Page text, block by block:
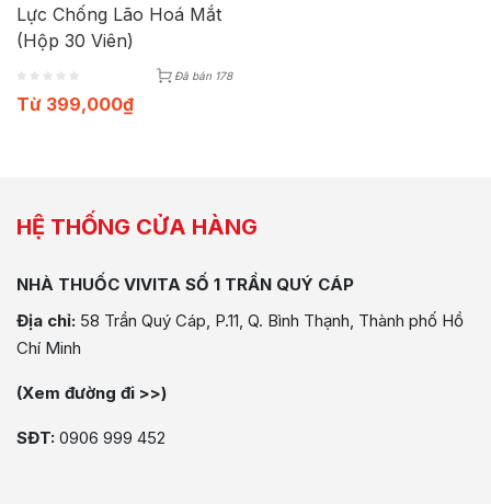
Lực Chống Lão Hoá Mắt
(Hộp 30 Viên)
Đã bán 178
Từ 399,000₫
HỆ THỐNG CỬA HÀNG
NHÀ THUỐC VIVITA SỐ 1 TRẦN QUÝ CÁP
Địa chỉ: 58 Trần Quý Cáp, P.11, Q. Bình Thạnh, Thành phố Hồ
Chí Minh
(Xem đường đi >>)
SĐT: 0906 999 452